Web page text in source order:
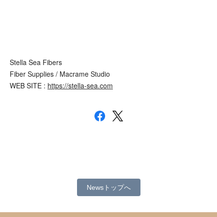
Stella Sea Fibers
Fiber Supplies / Macrame Studio
WEB SITE : https://stella-sea.com
Newsトップへ